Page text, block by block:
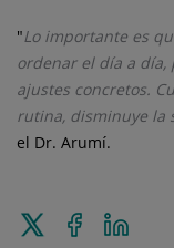
"Lo importante es
ordenar el día a día,
ajustes concretos.
rutina, disminuye la
el Dr. Arumí.
Enviar
Compartir